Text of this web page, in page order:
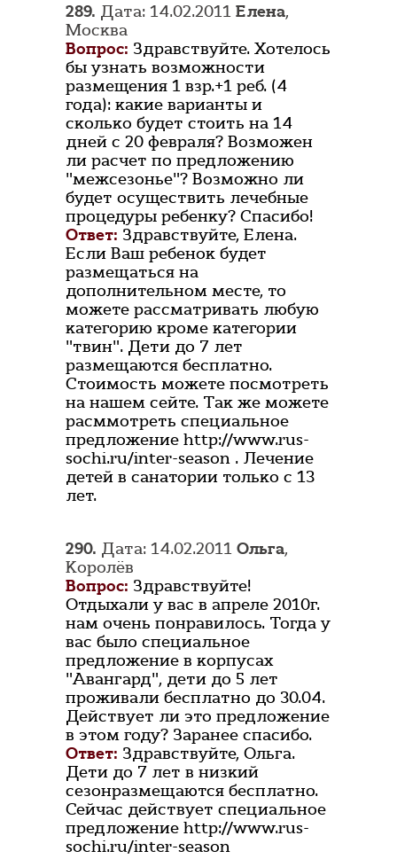
289. Дата: 14.02.2011 Елена,
Москва
Вопрос: Здравствуйте. Хотелось
бы узнать возможности
размещения 1 взр.+1 реб. (4
года): какие варианты и
сколько будет стоить на 14
дней с 20 февраля? Возможен
ли расчет по предложению
"межсезонье"? Возможно ли
будет осуществить лечебные
процедуры ребенку? Спасибо!
Ответ: Здравствуйте, Елена.
Если Ваш ребенок будет
размещаться на
дополнительном месте, то
можете рассматривать любую
категорию кроме категории
"твин". Дети до 7 лет
размещаются бесплатно.
Стоимость можете посмотреть
на нашем сейте. Так же можете
расммотреть специальное
предложение http://www.rus-
sochi.ru/inter-season . Лечение
детей в санатории только с 13
лет.
290. Дата: 14.02.2011 Ольга,
Королёв
Вопрос: Здравствуйте!
Отдыхали у вас в апреле 2010г.
нам очень понравилось. Тогда у
вас было специальное
предложение в корпусах
"Авангард", дети до 5 лет
проживали бесплатно до 30.04.
Действует ли это предложение
в этом году? Заранее спасибо.
Ответ: Здравствуйте, Ольга.
Дети до 7 лет в низкий
сезонразмещаются бесплатно.
Сейчас действует специальное
предложение http://www.rus-
sochi.ru/inter-season